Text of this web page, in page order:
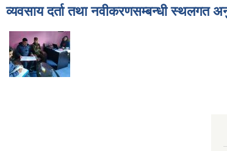
व्यवसाय दर्ता तथा नवीकरणसम्बन्धी स्थलगत